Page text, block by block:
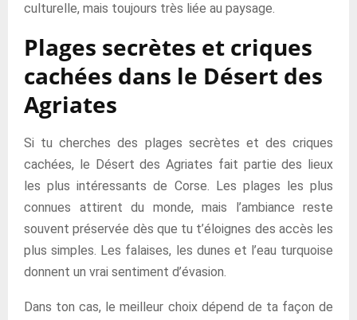
culturelle, mais toujours très liée au paysage.
Plages secrètes et criques
cachées dans le Désert des
Agriates
Si tu cherches des plages secrètes et des criques
cachées, le Désert des Agriates fait partie des lieux
les plus intéressants de Corse. Les plages les plus
connues attirent du monde, mais l’ambiance reste
souvent préservée dès que tu t’éloignes des accès les
plus simples. Les falaises, les dunes et l’eau turquoise
donnent un vrai sentiment d’évasion.
Dans ton cas, le meilleur choix dépend de ta façon de